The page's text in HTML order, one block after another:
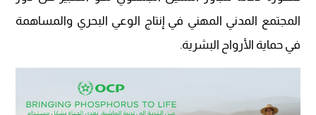
المجتمع المدني المهني في إنتاج الوعي البحري والمساهمة
في حماية الأرواح البشرية.